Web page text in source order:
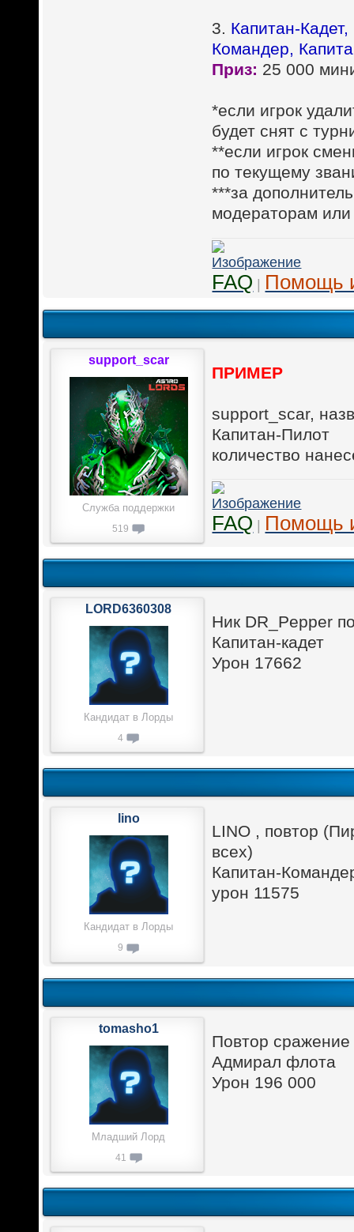
3. Капитан-
Командер,
Приз: 25 000
*если игрок
будет снят с
**если игрок
по текущему
***за
модераторам
FAQ | Помощь
ПРИМЕР
support_scar,
Капитан-Пилот
количество
FAQ Помощь
support_scar
Служба поддержки
519
Ник DR_Pepper
Капитан-кадет
Урон 17662
LORD6360308
Кандидат в Лорды
4
LINO , повтор
всех)
Капитан-
урон 11575
lino
Кандидат в Лорды
9
Повтор сражение
Адмирал флота
Урон 196 000
tomasho1
Младший Лорд
41